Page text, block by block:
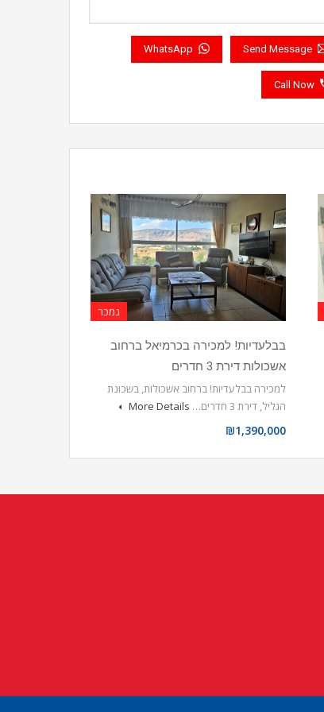
Send Message
WhatsApp
Call Now
נמכר
בבלעדיות! למכירה בכרמיאל ברחוב
אשכולות דירת 3 חדרים
למכירה בבלעדיות! ברחוב אשכולות, בשכונת
הגליל, דירת 3 חדרים…
More Details
₪1,390,000